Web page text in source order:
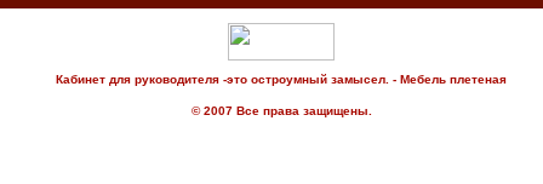
Кабинет для руководителя -это остроумный замысел. - Мебель плетеная
© 2007 Все права защищены.